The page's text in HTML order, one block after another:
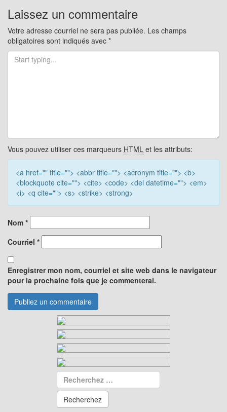
les
articles
Laissez un commentaire
Votre adresse courriel ne sera pas publiée. Les champs
obligatoires sont indiqués avec *
Vous pouvez utiliser ces marqueurs HTML et les attributs:
<a href="" title=""> <abbr title=""> <acronym title=""> <b>
<blockquote cite=""> <cite> <code> <del datetime=""> <em>
<i> <q cite=""> <s> <strike> <strong>
Nom *
Courriel *
Enregistrer mon nom, courriel et site web dans le navigateur
pour la prochaine fois que je commenterai.